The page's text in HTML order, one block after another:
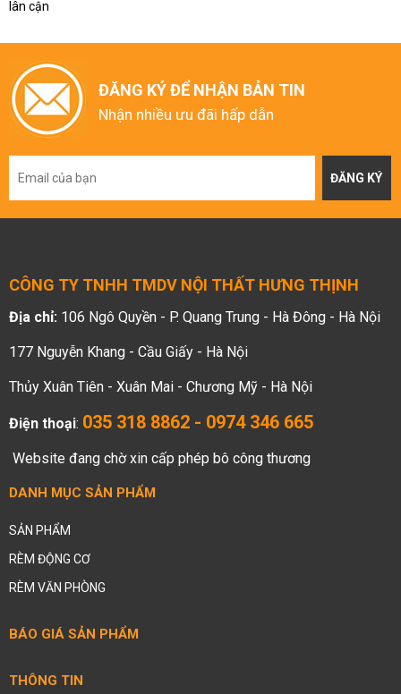
lân cận
ĐĂNG KÝ ĐỂ NHẬN BẢN TIN
Nhận nhiều ưu đãi hấp dẫn
ĐĂNG KÝ
CÔNG TY TNHH TMDV NỘI THẤT HƯNG THỊNH
Địa chỉ: 106 Ngô Quyền - P. Quang Trung - Hà Đông - Hà Nội
177 Nguyễn Khang - Cầu Giấy - Hà Nội
Thủy Xuân Tiên - Xuân Mai - Chương Mỹ - Hà Nội
Điện thoại: 035 318 8862 - 0974 346 665
Website đang chờ xin cấp phép bô công thương
DANH MỤC SẢN PHẨM
SẢN PHẨM
RÈM ĐỘNG CƠ
RÈM VĂN PHÒNG
BÁO GIÁ SẢN PHẨM
THÔNG TIN